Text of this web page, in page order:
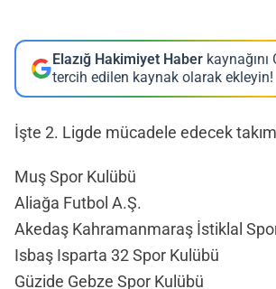
Elazığ Hakimiyet Haber
tercih edilen kaynak olarak ekleyin!
İşte 2. Ligde mücadele edecek
Muş Spor Kulübü
Aliağa Futbol A.Ş.
Akedaş Kahramanmaraş İstiklal
Isbaş Isparta 32 Spor Kulübü
Güzide Gebze Spor Kulübü